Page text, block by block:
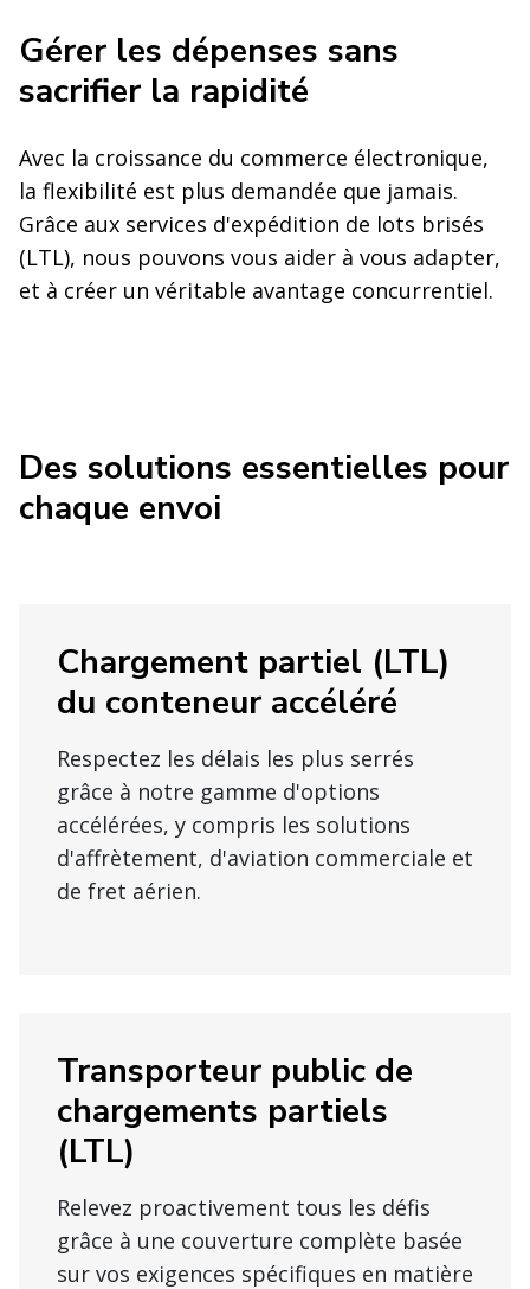
Gérer les dépenses sans
sacrifier la rapidité
Avec la croissance du commerce électronique,
la flexibilité est plus demandée que jamais.
Grâce aux services d'expédition de lots brisés
(LTL), nous pouvons vous aider à vous adapter,
et à créer un véritable avantage concurrentiel.
Des solutions essentielles pour
chaque envoi
Chargement partiel (LTL)
du conteneur accéléré
Respectez les délais les plus serrés
grâce à notre gamme d'options
accélérées, y compris les solutions
d'affrètement, d'aviation commerciale et
de fret aérien.
Transporteur public de
chargements partiels
(LTL)
Relevez proactivement tous les défis
grâce à une couverture complète basée
sur vos exigences spécifiques en matière